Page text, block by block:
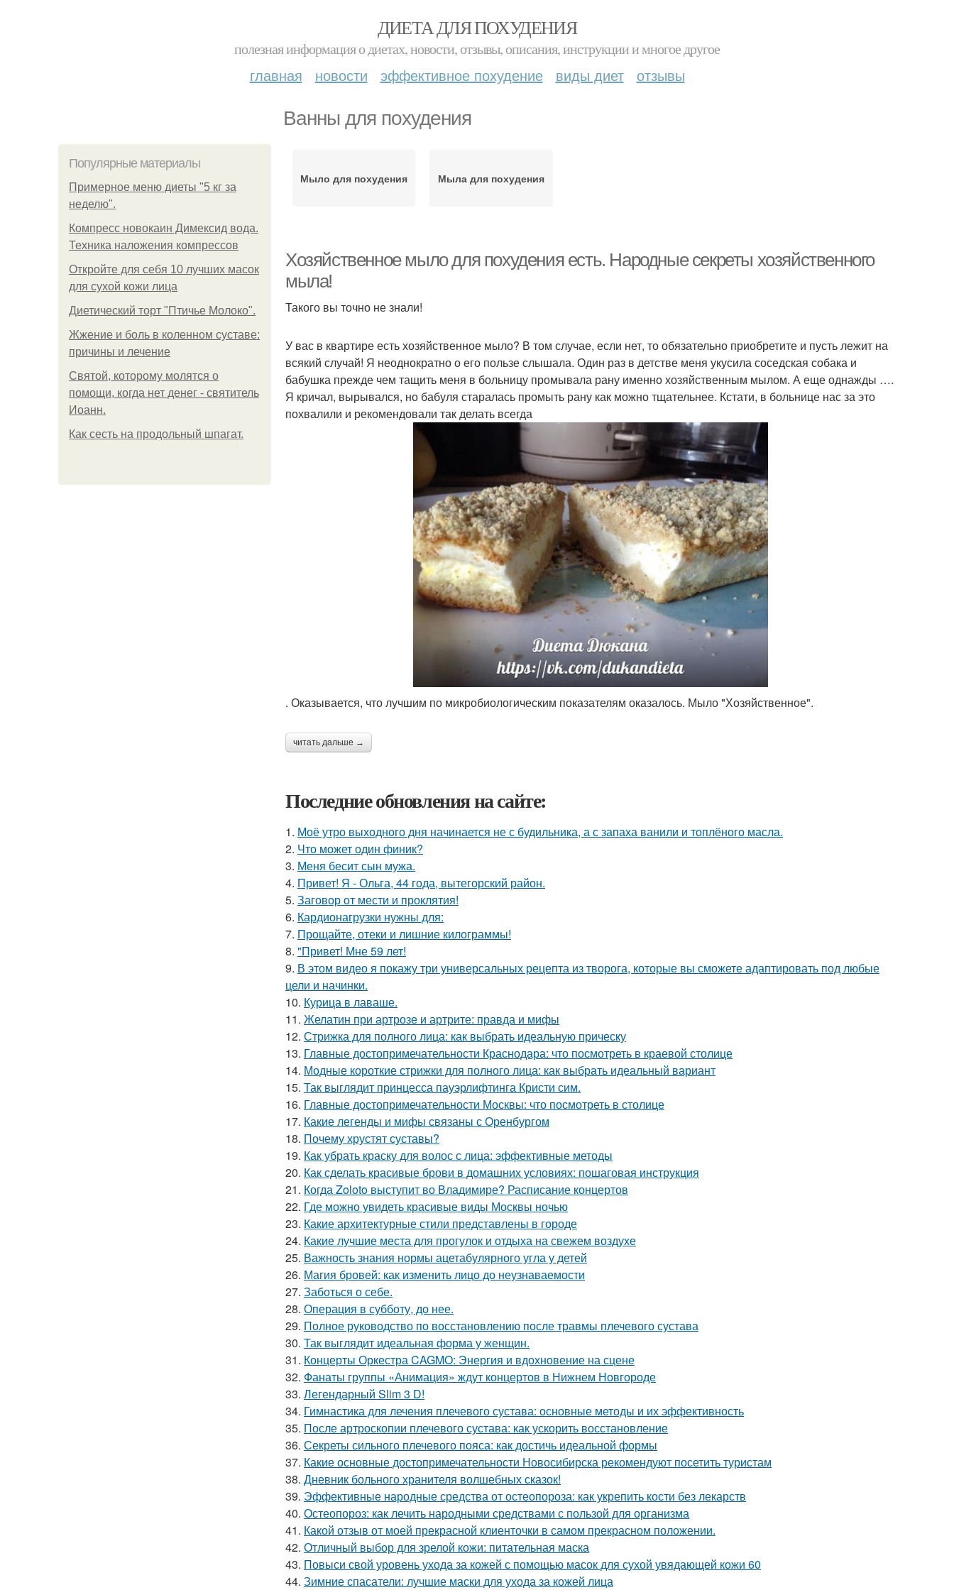
ДИЕТА ДЛЯ ПОХУДЕНИЯ
полезная информация о диетах, новости, отзывы, описания, инструкции и многое другое
главная новости эффективное похудение виды диет отзывы
Ванны для похудения
Популярные материалы
Примерное меню диеты "5 кг за
неделю".
Компресс новокаин Димексид вода.
Техника наложения компрессов
Откройте для себя 10 лучших масок
для сухой кожи лица
Диетический торт "Птичье Молоко".
Жжение и боль в коленном суставе:
причины и лечение
Святой, которому молятся о
помощи, когда нет денег - святитель
Иоанн.
Как сесть на продольный шпагат.
Мыло для похудения Мыла для похудения
Хозяйственное мыло для похудения есть. Народные секреты хозяйственного
мыла!
Такого вы точно не знали!
У вас в квартире есть хозяйственное мыло? В том случае, если нет, то обязательно приобретите и пусть лежит на
всякий случай! Я неоднократно о его пользе слышала. Один раз в детстве меня укусила соседская собака и
бабушка прежде чем тащить меня в больницу промывала рану именно хозяйственным мылом. А еще однажды ….
Я кричал, вырывался, но бабуля старалась промыть рану как можно тщательнее. Кстати, в больнице нас за это
похвалили и рекомендовали так делать всегда
. Оказывается, что лучшим по микробиологическим показателям оказалось. Мыло "Хозяйственное".
читать дальше →
Последние обновления на сайте:
1. Моё утро выходного дня начинается не с будильника, а с запаха ванили и топлёного масла.
2. Что может один финик?
3. Меня бесит сын мужа.
4. Привет! Я - Ольга, 44 года, вытегорский район.
5. Заговор от мести и проклятия!
6. Кардионагрузки нужны для:
7. Прощайте, отеки и лишние килограммы!
8. "Привет! Мне 59 лет!
9. В этом видео я покажу три универсальных рецепта из творога, которые вы сможете адаптировать под любые
цели и начинки.
10. Курица в лаваше.
11. Желатин при артрозе и артрите: правда и мифы
12. Стрижка для полного лица: как выбрать идеальную прическу
13. Главные достопримечательности Краснодара: что посмотреть в краевой столице
14. Модные короткие стрижки для полного лица: как выбрать идеальный вариант
15. Так выглядит принцесса пауэрлифтинга Кристи сим.
16. Главные достопримечательности Москвы: что посмотреть в столице
17. Какие легенды и мифы связаны с Оренбургом
18. Почему хрустят суставы?
19. Как убрать краску для волос с лица: эффективные методы
20. Как сделать красивые брови в домашних условиях: пошаговая инструкция
21. Когда Zoloto выступит во Владимире? Расписание концертов
22. Где можно увидеть красивые виды Москвы ночью
23. Какие архитектурные стили представлены в городе
24. Какие лучшие места для прогулок и отдыха на свежем воздухе
25. Важность знания нормы ацетабулярного угла у детей
26. Магия бровей: как изменить лицо до неузнаваемости
27. Заботься о себе.
28. Операция в субботу, до нее.
29. Полное руководство по восстановлению после травмы плечевого сустава
30. Так выглядит идеальная форма у женщин.
31. Концерты Оркестра CAGMO: Энергия и вдохновение на сцене
32. Фанаты группы «Анимация» ждут концертов в Нижнем Новгороде
33. Легендарный Slim 3 D!
34. Гимнастика для лечения плечевого сустава: основные методы и их эффективность
35. После артроскопии плечевого сустава: как ускорить восстановление
36. Секреты сильного плечевого пояса: как достичь идеальной формы
37. Какие основные достопримечательности Новосибирска рекомендуют посетить туристам
38. Дневник больного хранителя волшебных сказок!
39. Эффективные народные средства от остеопороза: как укрепить кости без лекарств
40. Остеопороз: как лечить народными средствами с пользой для организма
41. Какой отзыв от моей прекрасной клиенточки в самом прекрасном положении.
42. Отличный выбор для зрелой кожи: питательная маска
43. Повыси свой уровень ухода за кожей с помощью масок для сухой увядающей кожи 60
44. Зимние спасатели: лучшие маски для ухода за кожей лица